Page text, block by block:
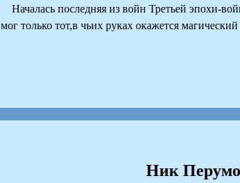
Началась последняя из войн Третьей эпохи-
мог только тот,в чьих руках окажется
Ник